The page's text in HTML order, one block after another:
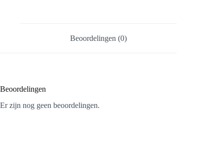
Beoordelingen (0)
Beoordelingen
Er zijn nog geen beoordelingen.